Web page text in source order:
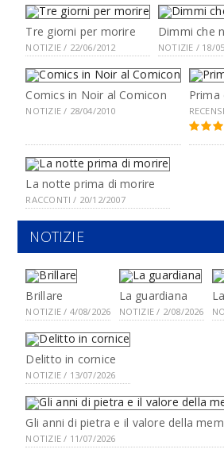
Tre giorni per morire
NOTIZIE / 22/06/2012
Dimmi che
NOTIZIE / 18/
Comics in Noir al Comicon
NOTIZIE / 28/04/2010
Prima
La notte prima di morire
RACCONTI / 20/12/2007
NOTIZIE
Brillare
NOTIZIE / 4/08/2026
La guardiana
NOTIZIE / 2/08/2026
Delitto in cornice
NOTIZIE / 13/07/2026
Gli anni di pietra e il valore della
NOTIZIE / 11/07/2026